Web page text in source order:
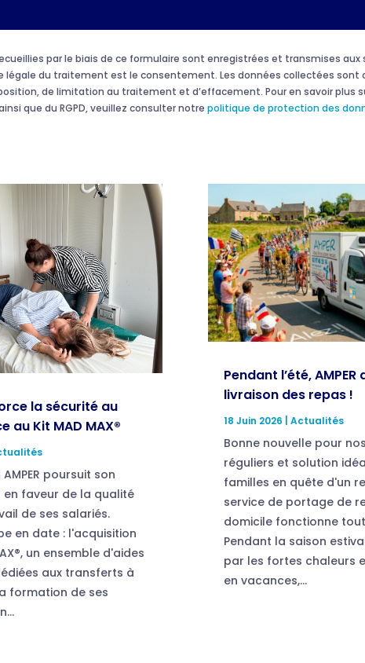
par le biais de ce formulaire sont enregistrées et transmises
légale du traitement est le consentement. Les données collectées sont
de limitation au traitement et d’effacement. Pour en savoir plus
que du RGPD, veuillez consulter notrepolitique de protection des
la sécurité au
au Kit MAD MAX®
poursuit son
faveur de la qualité
de ses salariés.
en date : l'acquisition
un ensemble d'aides
aux transferts à
formation de ses
Pendant l’été, AMPER
livraison des repas !
18 Juin 2026 Actualités
Bonne nouvelle pour
réguliers et solution
familles en quête d'un
service de portage de
domicile fonctionne tout
Pendant la saison
par les fortes chaleurs
en vacances,...